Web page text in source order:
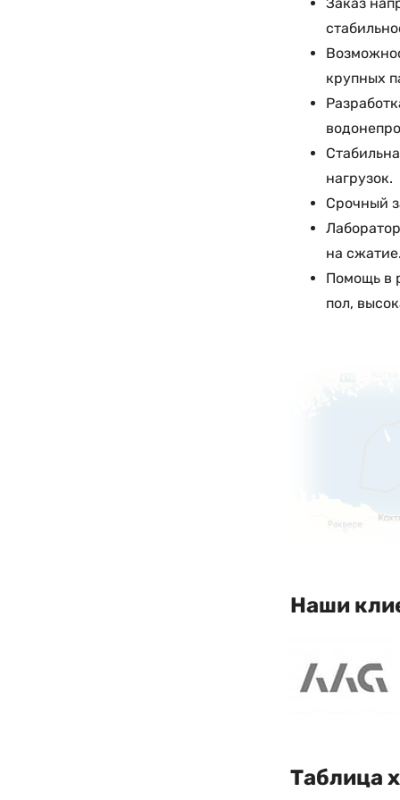
крупных
нагрузок.
Срочный
на
Помощь в
пол,
Наши
Таблица